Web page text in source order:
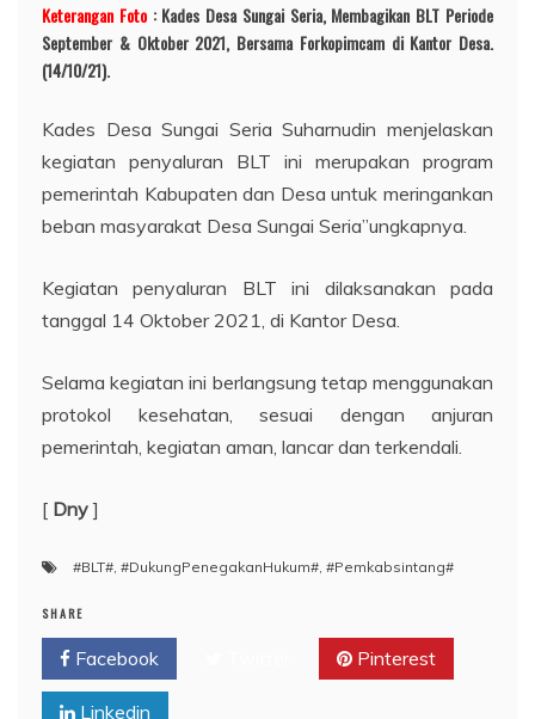
Keterangan Foto: Kades Desa Sungai Seria, Membagikan BLT Periode
September & Oktober 2021, Bersama Forkopimcam di Kantor Desa.
(14/10/21).
Kades Desa Sungai Seria Suharnudin menjelaskan
kegiatan penyaluran BLT ini merupakan program
pemerintah Kabupaten dan Desa untuk meringankan
beban masyarakat Desa Sungai Seria”ungkapnya.
Kegiatan penyaluran BLT ini dilaksanakan pada
tanggal 14 Oktober 2021, di Kantor Desa.
Selama kegiatan ini berlangsung tetap menggunakan
protokol kesehatan, sesuai dengan anjuran
pemerintah, kegiatan aman, lancar dan terkendali.
[ Dny]
#BLT# #DukungPenegakanHukum# #Pemkabsintang#
SHARE
Facebook Pinterest
Linkedin